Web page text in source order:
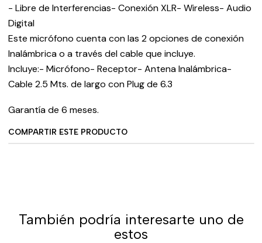
- Libre de Interferencias- Conexión XLR- Wireless- Audio
Digital
Este micrófono cuenta con las 2 opciones de conexión
Inalámbrica o a través del cable que incluye.
Incluye:- Micrófono- Receptor- Antena Inalámbrica-
Cable 2.5 Mts. de largo con Plug de 6.3
Garantía de 6 meses.
COMPARTIR ESTE PRODUCTO
También podría interesarte uno de
estos